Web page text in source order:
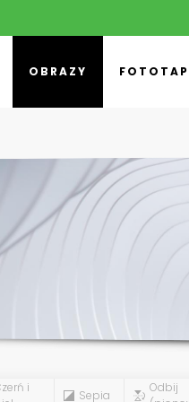
OBRAZY
i
Sepia
Odbij